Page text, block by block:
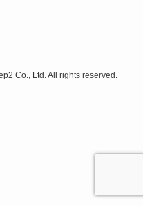
Co., Ltd. All rights reserved.